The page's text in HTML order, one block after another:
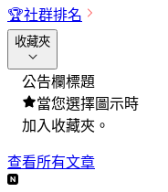
🏆社群排名
收藏夾
公告欄標題
當您選擇圖示時
加入收藏夾。
查看所有文章